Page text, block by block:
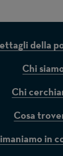
della
Chi
Chi
Cosa
in